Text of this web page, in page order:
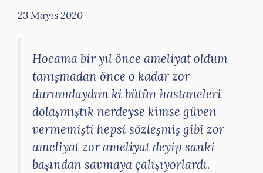
23 Mayıs 2020
Hocama bir yıl önce ameliyat oldum
tanışmadan önce o kadar zor
durumdaydım ki bütün hastaneleri
dolaşmıştık nerdeyse kimse güven
vermemişti hepsi sözleşmiş gibi zor
ameliyat zor ameliyat deyip sanki
başından savmaya çalışıyorlardı.